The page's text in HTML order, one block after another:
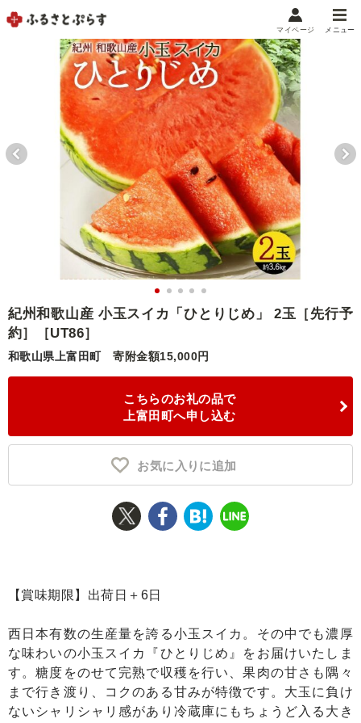
メニュー
マイメニュー
マイページ
お気に入り 閲覧履歴
メニュー
お礼の品から探す
お礼の品をカテゴリや金額で絞り込み
自治体から探す
ランキング
特集・おすすめ
マイページ
紀州和歌山産 小玉スイカ「ひとりじめ」 2玉［先行予
約］［UT86］
和歌山県上富田町 寄附金額15,000円
こちらのお礼の品で
上富田町へ申し込む
お気に入りに追加
【賞味期限】出荷日＋6日
西日本有数の生産量を誇る小玉スイカ。その中でも濃厚
な味わいの小玉スイカ『ひとりじめ』をお届けいたしま
す。糖度をのせて完熟で収穫を行い、果肉の甘さも隅々
まで行き渡り、コクのある甘みが特徴です。大玉に負け
ないシャリシャリ感があり冷蔵庫にもちょうど入る大き